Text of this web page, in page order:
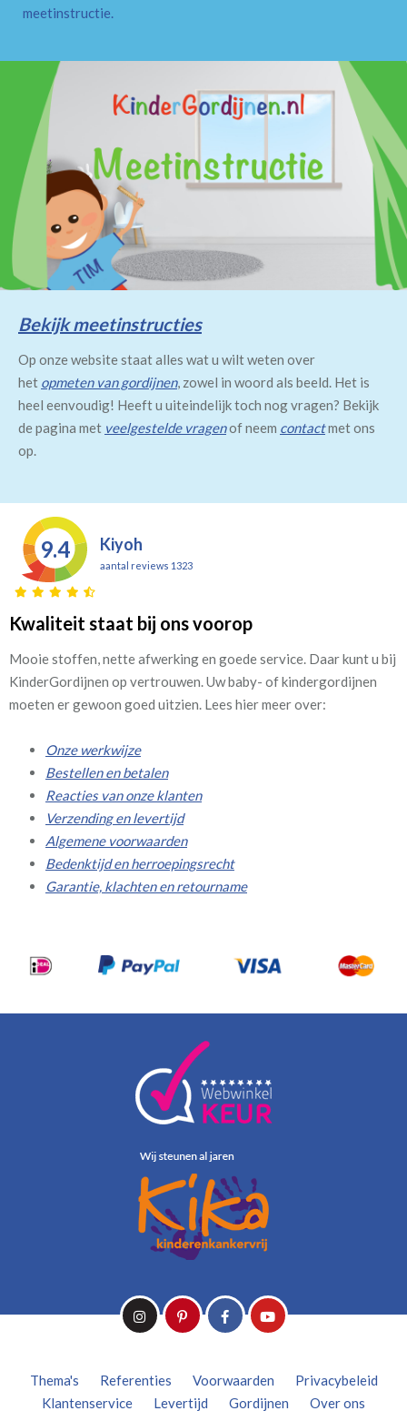
meetinstructie.
Bekijk meetinstructies
Op onze website staat alles wat u wilt weten over
het opmeten van gordijnen, zowel in woord als beeld. Het is
heel eenvoudig! Heeft u uiteindelijk toch nog vragen? Bekijk
de pagina met veelgestelde vragenof neem contactmet ons
op.
9.4 Kiyoh
aantal reviews 1323
Kwaliteit staat bij ons voorop
Mooie stoffen, nette afwerking en goede service. Daar kunt u bij
KinderGordijnen op vertrouwen. Uw baby- of kindergordijnen
moeten er gewoon goed uitzien. Lees hier meer over:
Onze werkwijze
Bestellen en betalen
Reacties van onze klanten
Verzending en levertijd
Algemene voorwaarden
Bedenktijd en herroepingsrecht
Garantie, klachten en retourname
Thema's Referenties Voorwaarden
Privacybeleid
Klantenservice
Levertijd Gordijnen Over ons